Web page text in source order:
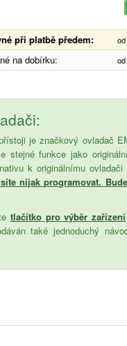
při platbě předem: od
na dobírku:
od
je značkový ovladač
funkce jako
k originálnímu
nijak programovat.
tlačítko pro výběr zařízení
také jednoduchý